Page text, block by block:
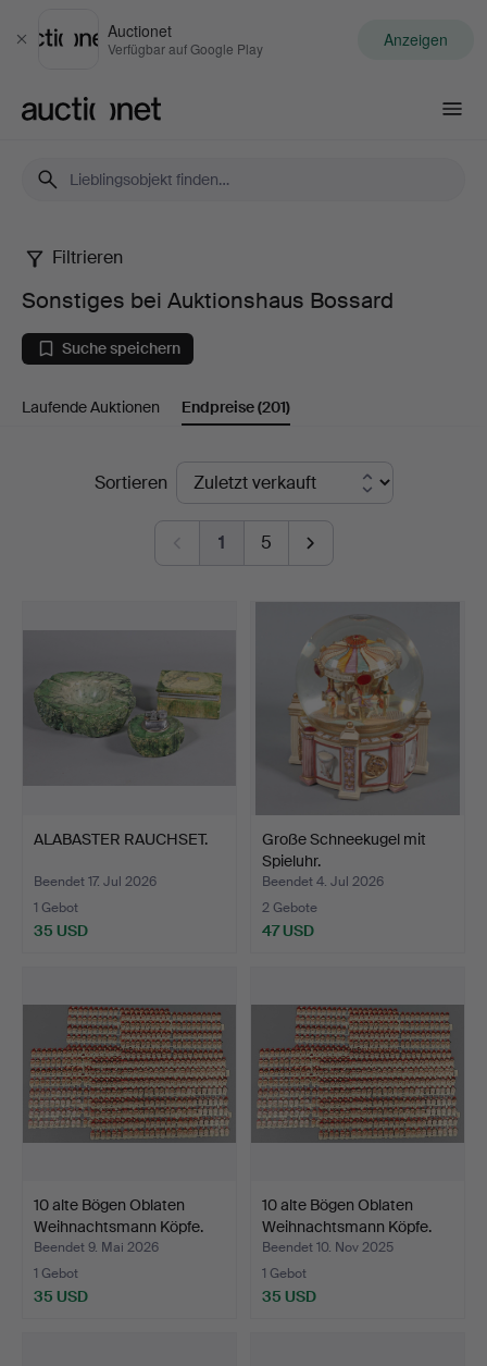
Schließen
Auctionet
Verfügbar auf Google Play Anzeigen
Sonstiges
bei
Auktionshaus
Bossard
Filtrieren
Sonstiges bei Auktionshaus Bossard
Suche speichern
Laufende Auktionen Endpreise(201)
EndpreiseSortieren
1 5
ALABASTER RAUCHSET.
Beendet 17. Jul 2026
1 Gebot
35 USD
Große Schneekugel mit
Spieluhr.
Beendet 4. Jul 2026
2 Gebote
47 USD
10 alte Bögen Oblaten
Weihnachtsmann Köpfe.
Beendet 9. Mai 2026
1 Gebot
35 USD
10 alte Bögen Oblaten
Weihnachtsmann Köpfe.
Beendet 10. Nov 2025
1 Gebot
35 USD